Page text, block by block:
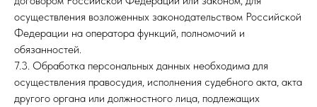
осуществления возложенных законодательством Российской
Федерации на оператора функций, полномочий и
обязанностей.
7.3. Обработка персональных данных необходима для
осуществления правосудия, исполнения судебного акта, акта
другого органа или должностного лица, подлежащих